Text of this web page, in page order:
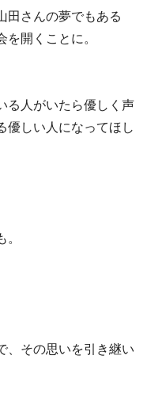
田さんの夢でもある
を開くことに。
る人がいたら優しく声
優しい人になってほし
、その思いを引き継い